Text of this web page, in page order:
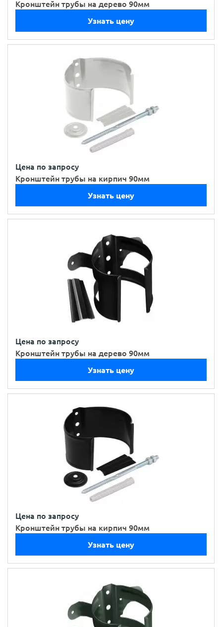
Кронштейн трубы на дерево 90мм
Узнать цену
Цена по запросу
Кронштейн трубы на кирпич 90мм
Узнать цену
Цена по запросу
Кронштейн трубы на дерево 90мм
Узнать цену
Цена по запросу
Кронштейн трубы на кирпич 90мм
Узнать цену